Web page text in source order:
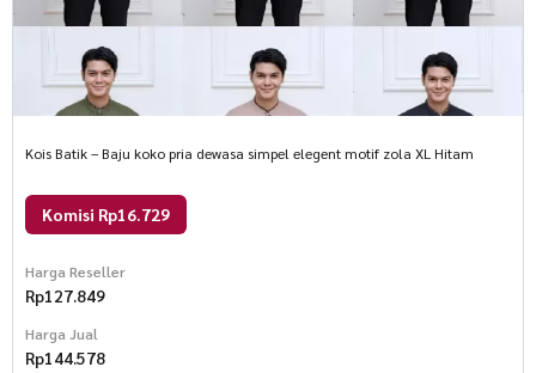
Kois Batik – Baju koko pria dewasa simpel elegent motif zola XL Hitam
Komisi Rp16.729
Harga Reseller
Rp127.849
Harga Jual
Rp144.578